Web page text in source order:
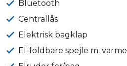
Bluetooth
Centrallås
Elektrisk bagklap
El-foldbare spejle m. varme